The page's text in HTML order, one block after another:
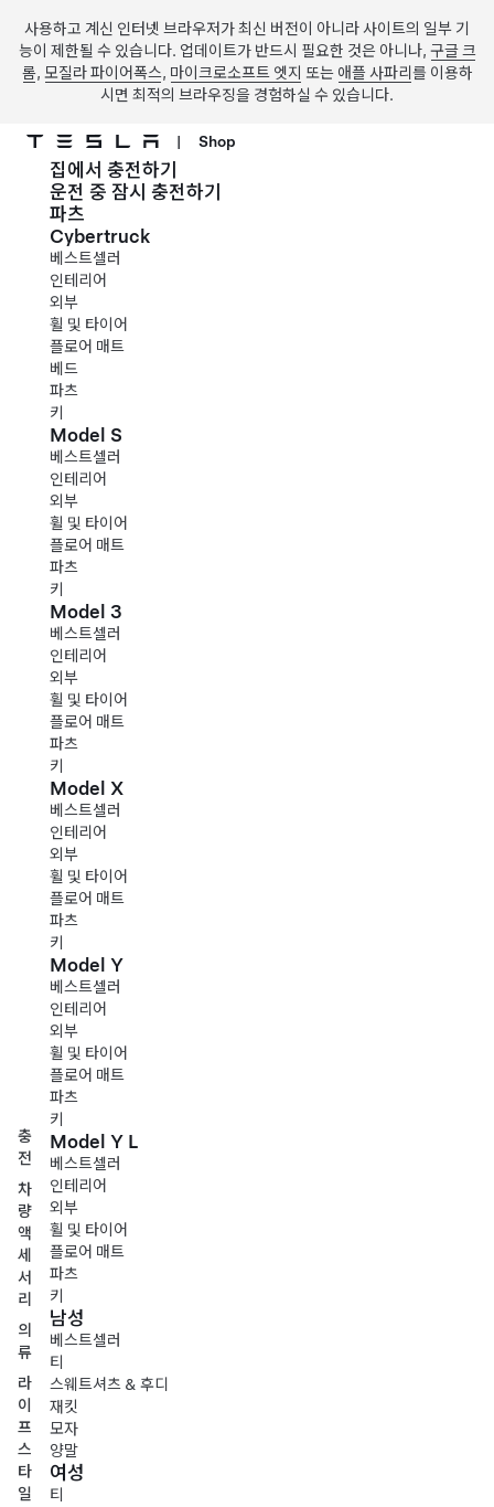
사용하고 계신 인터넷 브라우저가 최신 버전이 아니라 사이트의 일부 기
능이 제한될 수 있습니다. 업데이트가 반드시 필요한 것은 아니나, 구글 크
롬, 모질라 파이어폭스, 마이크로소프트 엣지 또는 애플 사파리 를 이용하
시면 최적의 브라우징을 경험하실 수 있습니다.
주요 콘텐츠로 건너뛰기
| Shop
충
전
차
량
액
세
서
리
의
류
라
이
프
스
타
일
집에서 충전하기
운전 중 잠시 충전하기
파츠
Cybertruck
베스트셀러
인테리어
외부
휠 및 타이어
플로어 매트
베드
파츠
키
Model S
베스트셀러
인테리어
외부
휠 및 타이어
플로어 매트
파츠
키
Model 3
베스트셀러
인테리어
외부
휠 및 타이어
플로어 매트
파츠
키
Model X
베스트셀러
인테리어
외부
휠 및 타이어
플로어 매트
파츠
키
Model Y
베스트셀러
인테리어
외부
휠 및 타이어
플로어 매트
파츠
키
Model Y L
베스트셀러
인테리어
외부
휠 및 타이어
플로어 매트
파츠
키
남성
베스트셀러
티
스웨트셔츠 & 후디
재킷
모자
양말
여성
티